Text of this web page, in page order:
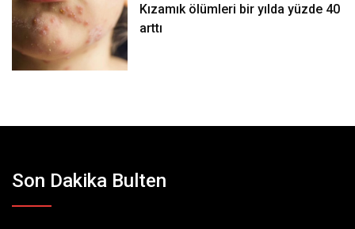
Kızamık ölümleri bir yılda yüzde 40
arttı
Son Dakika Bulten